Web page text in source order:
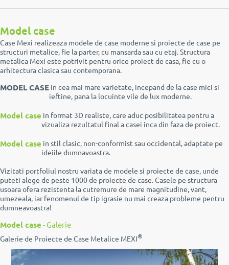
Model case
Case Mexi realizeaza modele de case moderne si proiecte de case pe
structuri metalice, fie la parter, cu mansarda sau cu etaj. Structura
metalica Mexi este potrivit pentru orice proiect de casa, fie cu o
arhitectura clasica sau contemporana.
MODEL CASE in cea mai mare varietate, incepand de la case mici si
ieftine, pana la locuinte vile de lux moderne.
Model case in format 3D realiste, care aduc posibilitatea pentru a
vizualiza rezultatul final a casei inca din faza de proiect.
Model case in stil clasic, non-conformist sau occidental, adaptate pe
ideiile dumnavoastra.
Vizitati portfoliul nostru variata de modele si proiecte de case, unde
puteti alege de peste 1000 de proiecte de case. Casele pe structura
usoara ofera rezistenta la cutremure de mare magnitudine, vant,
umezeala, iar fenomenul de tip igrasie nu mai creaza probleme pentru
dumneavoastra!
Model case - Galerie
Galerie de Proiecte de Case Metalice MEXI®